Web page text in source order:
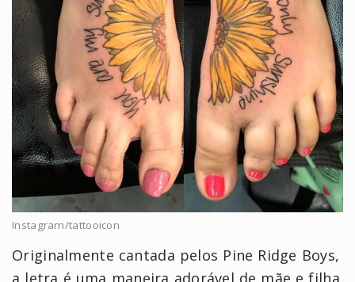
Instagram/tattooicon
Originalmente cantada pelos Pine Ridge Boys,
a letra é uma maneira adorável de mãe e filha